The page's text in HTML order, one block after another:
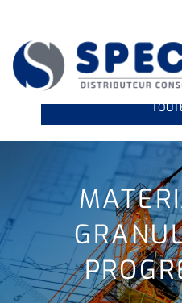
INDUSTRIE ET